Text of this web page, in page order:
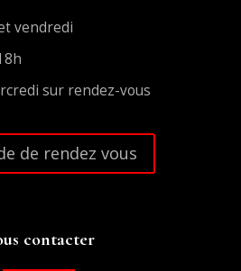
vendredi
sur rendez-vous
de rendez vous
contacter